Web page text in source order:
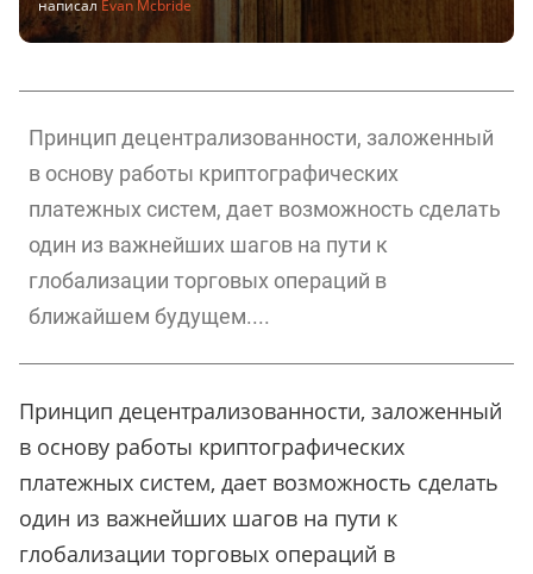
написал Evan Mcbride
Принцип децентрализованности, заложенный
в основу работы криптографических
платежных систем, дает возможность сделать
один из важнейших шагов на пути к
глобализации торговых операций в
ближайшем будущем....
Принцип децентрализованности, заложенный
в основу работы криптографических
платежных систем, дает возможность сделать
один из важнейших шагов на пути к
глобализации торговых операций в